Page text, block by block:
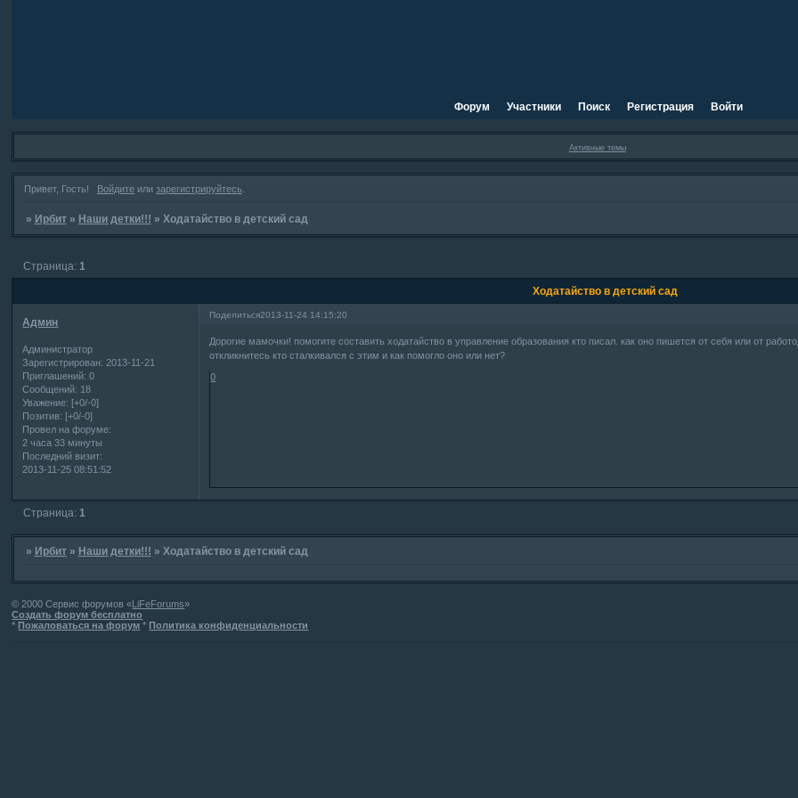
Форум Участники Поиск Регистрация Войти
Активные темы
Привет, Гость! Войдитеили зарегистрируйтесь
» Ирбит » Наши детки!!! » Ходатайство в детский сад
Ходатайство в детский сад
Страница: 1
Поделиться2013-11-24 14:15:20
Админ
Администратор
Зарегистрирован: 2013-11-21
Приглашений: 0
Сообщений: 18
Уважение: [+0/-0]
Позитив: [+0/-0]
Провел на форуме:
2 часа 33 минуты
Последний визит:
2013-11-25 08:51:52
Дорогие мамочки! помогите составить ходатайство в управление образования кто писал. как оно пишется от себя или от
откликнитесь кто сталкивался с этим и как помогло оно или нет?
0
Страница: 1
» Ирбит » Наши детки!!! » Ходатайство в детский сад
© 2000 Сервис форумов «LiFeForums»
Создать форум бесплатно
*Пожаловаться на форум *Политика конфиденциальности